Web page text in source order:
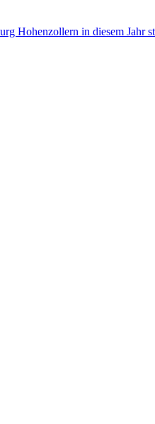
Hohenzollern in diesem Jahr